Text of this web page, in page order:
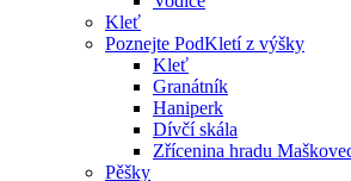
Kleť
Poznejte PodKletí z výšky
Kleť
Granátník
Haniperk
Dívčí skála
Zřícenina hradu
Pěšky